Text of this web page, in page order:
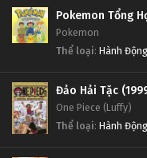
Pokemon Tổng
Pokemon
Thể loại: Hành Động
Đảo Hải Tặc
One Piece (Luffy)
Thể loại: Hành Động